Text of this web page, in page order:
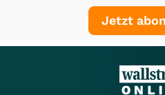
Jetzt